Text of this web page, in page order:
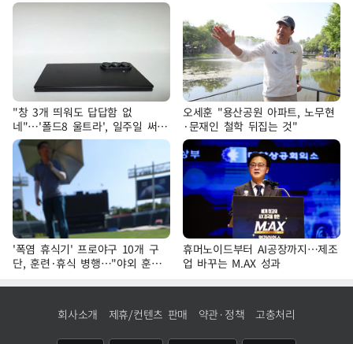
"창 3개 띄워도 답답함 없
네"…'폴드8 울트라', 일주일 써보
니
오세훈 "용산공원 아파트, 노무현
·문재인 철학 뒤집는 것"
'폭염 휴식기' 프로야구 10개 구
단, 훈련·휴식 병행…"야외 훈련
해도 안전 최우선"
휴머노이드부터 AI공장까지…제조
업 바꾸는 M.AX 성과
회사소개 제휴/컨텐츠 판매 약관·정책 고충처리